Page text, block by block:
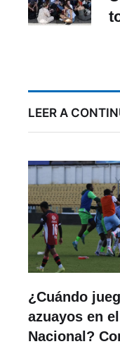
LEER A
¿Cuándo
azuayos en
Nacional?